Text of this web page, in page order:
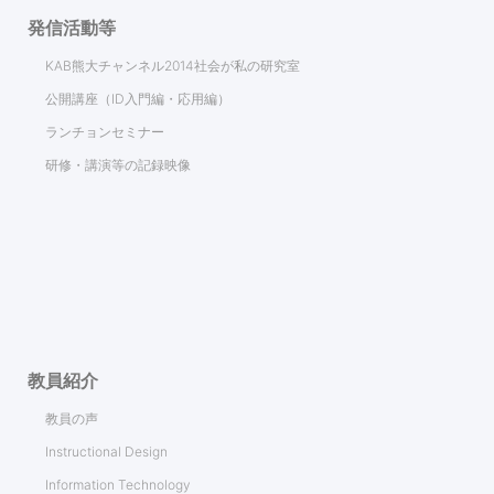
発信活動等
KAB熊大チャンネル2014社会が私の研究室
公開講座（ID入門編・応用編）
ランチョンセミナー
研修・講演等の記録映像
教員紹介
教員の声
Instructional Design
Information Technology